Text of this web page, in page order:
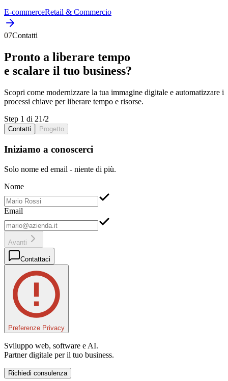
E-commerceRetail & Commercio
07Contatti
Pronto a liberare tempo
e scalare il tuo business?
Scopri come modernizzare la tua immagine digitale e automatizzare i
processi chiave per liberare tempo e risorse.
Step 1 di 21/2
Contatti Progetto
Iniziamo a conoscerci
Solo nome ed email - niente di più.
Nome
Email
Avanti
Contattaci
Preferenze Privacy
Sviluppo web, software e AI.
Partner digitale per il tuo business.
Richiedi consulenza